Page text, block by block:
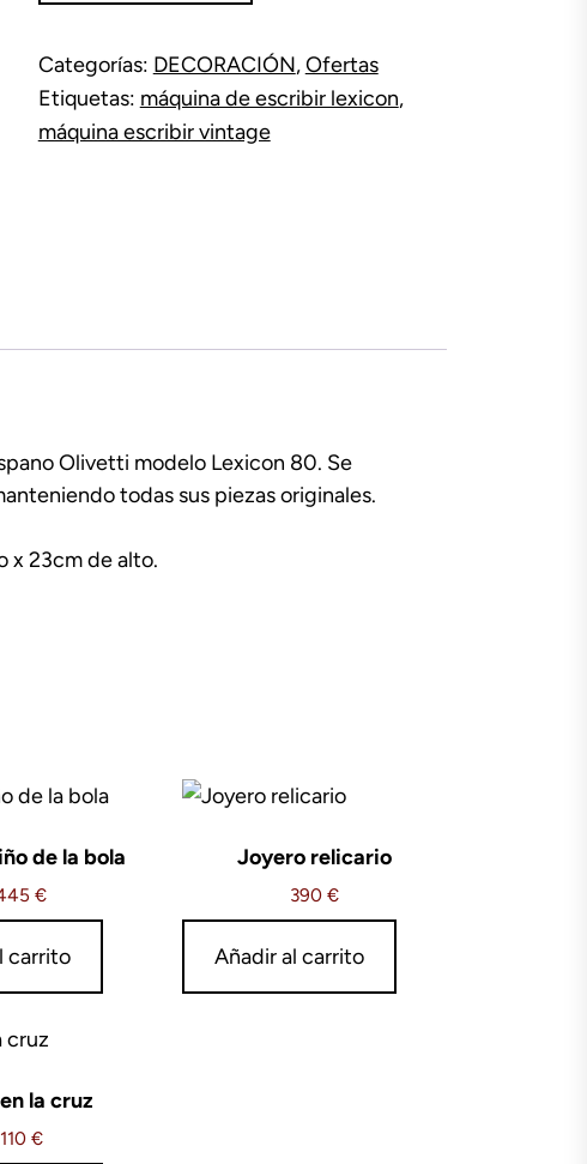
cantidad
Categorías: DECORACIÓN,Ofertas
Etiquetas: máquina de escribir lexicon,
máquina escribir vintage
Olivetti modelo Lexicon 80. Se
todas sus piezas originales.
x 23cm de alto.
de la bola
€
carrito
Joyero relicario
390 €
Añadir al carrito
la cruz
110 €